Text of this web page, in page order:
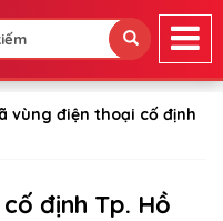
vùng điện thoại cố định
định Tp. Hồ